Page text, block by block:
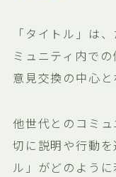
「タイトル」は
ミュニティ内で
意見交換の中心
他世代とのコミ
切に説明や行動
ル」がどのよう